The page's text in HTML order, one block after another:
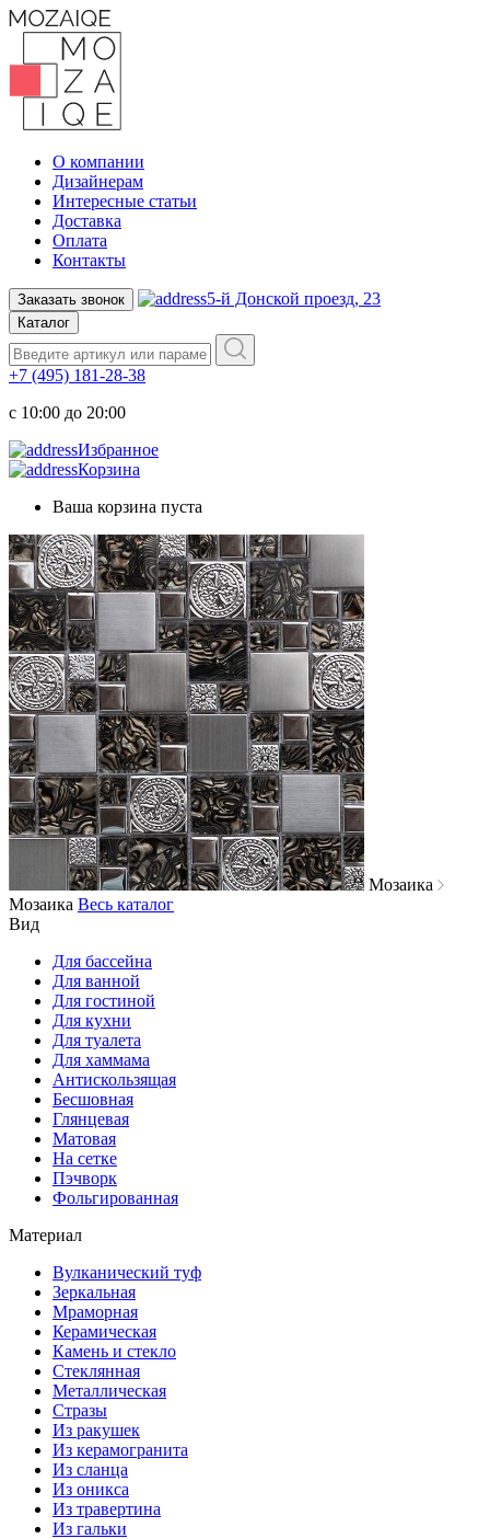
О компании
Дизайнерам
Интересные статьи
Доставка
Оплата
Контакты
Заказать звонок 5-й Донской проезд, 23
Каталог
+7 (495) 181-28-38
c 10:00 до 20:00
Избранное
Корзина
Ваша корзина пуста
Мозаика
Мозаика Весь каталог
Вид
Для бассейна
Для ванной
Для гостиной
Для кухни
Для туалета
Для хаммама
Антискользящая
Бесшовная
Глянцевая
Матовая
На сетке
Пэчворк
Фольгированная
Материал
Вулканический туф
Зеркальная
Мраморная
Керамическая
Камень и стекло
Стеклянная
Металлическая
Стразы
Из ракушек
Из керамогранита
Из сланца
Из оникса
Из травертина
Из гальки